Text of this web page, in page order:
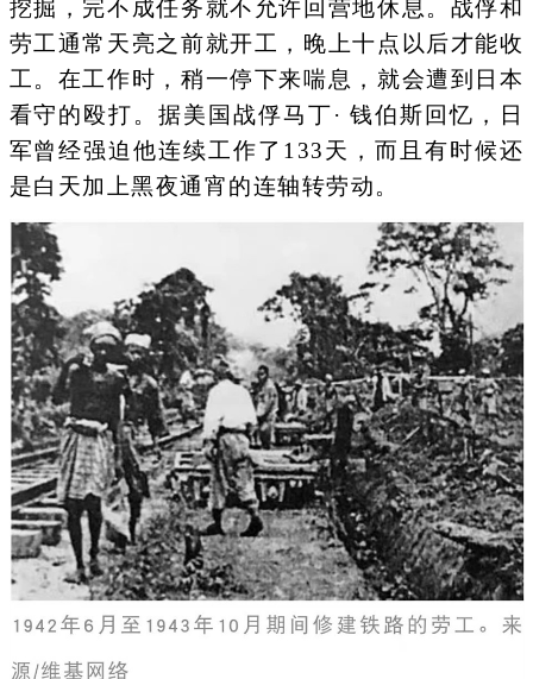
挖掘，完不成任务就不允许回营地休息。战俘和
劳工通常天亮之前就开工，晚上十点以后才能收
工。在工作时，稍一停下来喘息，就会遭到日本
看守的殴打。据美国战俘马丁· 钱伯斯回忆，日
军曾经强迫他连续工作了133天，而且有时候还
是白天加上黑夜通宵的连轴转劳动。